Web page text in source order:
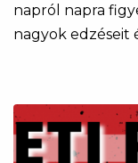
napról napra
nagyok edzéseit